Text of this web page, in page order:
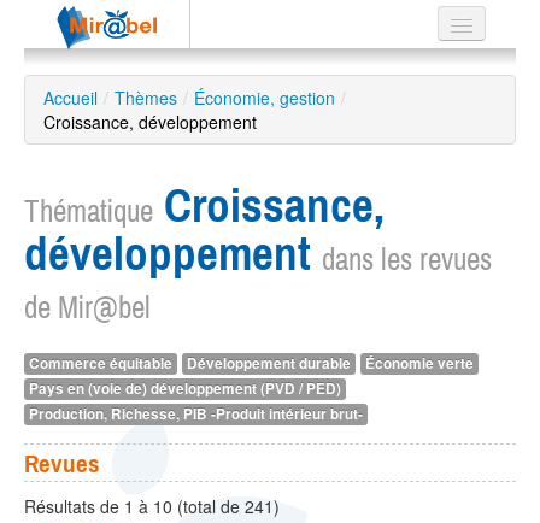
Le réseau
Soutien
Recherche
avancée
EN
ES
?
Accueil / Thèmes / Économie, gestion /
Croissance, développement
Thématique Croissance,
développement dans les revues
de Mir@bel
Commerce équitable Développement durable
Économie verte
Pays en (voie de) développement (PVD / PED)
Production, Richesse, PIB -Produit intérieur brut-
Revues
Résultats de 1 à 10 (total de 241)